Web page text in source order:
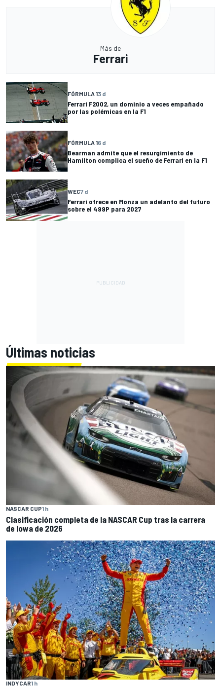
Más de
Ferrari
FÓRMULA 13 d
Ferrari F2002, un dominio a veces empañado
por las polémicas en la F1
FÓRMULA 16 d
Bearman admite que el resurgimiento de
Hamilton complica el sueño de Ferrari en la F1
WEC7 d
Ferrari ofrece en Monza un adelanto del futuro
sobre el 499P para 2027
Últimas noticias
NASCAR CUP1 h
Clasificación completa de la NASCAR Cup tras la carrera
de Iowa de 2026
INDYCAR1 h